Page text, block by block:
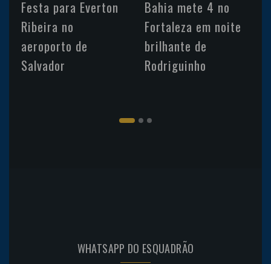
Festa para Everton
Ribeira no
aeroporto de
Salvador
Bahia mete 4 no
Fortaleza em noite
brilhante de
Rodriguinho
WHATSAPP DO ESQUADRÃO